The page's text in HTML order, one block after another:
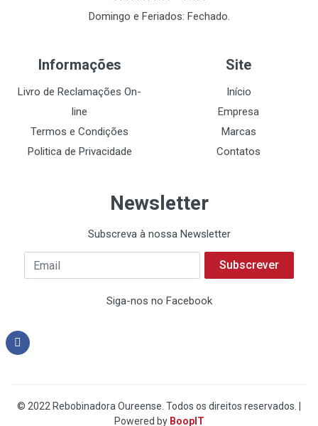
Domingo e Feriados: Fechado.
Informações
Livro de Reclamações On-
line
Termos e Condições
Politica de Privacidade
Site
Início
Empresa
Marcas
Contatos
Newsletter
Subscreva à nossa Newsletter
Subscrever
Siga-nos no Facebook
© 2022 Rebobinadora Oureense. Todos os direitos reservados. |
Powered by BoopIT